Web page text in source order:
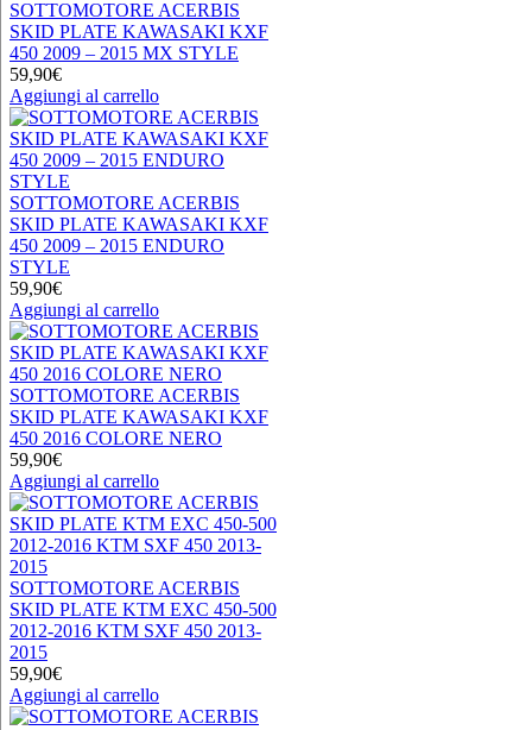
SOTTOMOTORE ACERBIS
SKID PLATE KAWASAKI KXF
450 2009 – 2015 MX STYLE
59,90€
Aggiungi al carrello
SOTTOMOTORE ACERBIS
SKID PLATE KAWASAKI KXF
450 2009 – 2015 ENDURO
STYLE
59,90€
Aggiungi al carrello
SOTTOMOTORE ACERBIS
SKID PLATE KAWASAKI KXF
450 2016 COLORE NERO
59,90€
Aggiungi al carrello
SOTTOMOTORE ACERBIS
SKID PLATE KTM EXC 450-500
2012-2016 KTM SXF 450 2013-
2015
59,90€
Aggiungi al carrello